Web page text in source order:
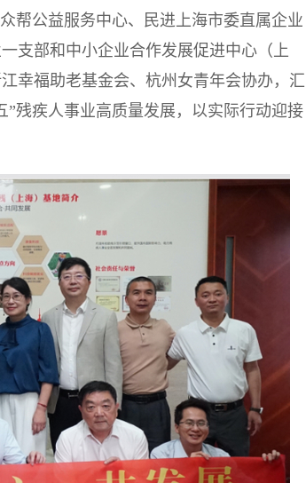
帮公益服务中心、民进上海市委直属企业
支部和中小企业合作发展促进中心（上
幸福助老基金会、杭州女青年会协办，汇
残疾人事业高质量发展，以实际行动迎接